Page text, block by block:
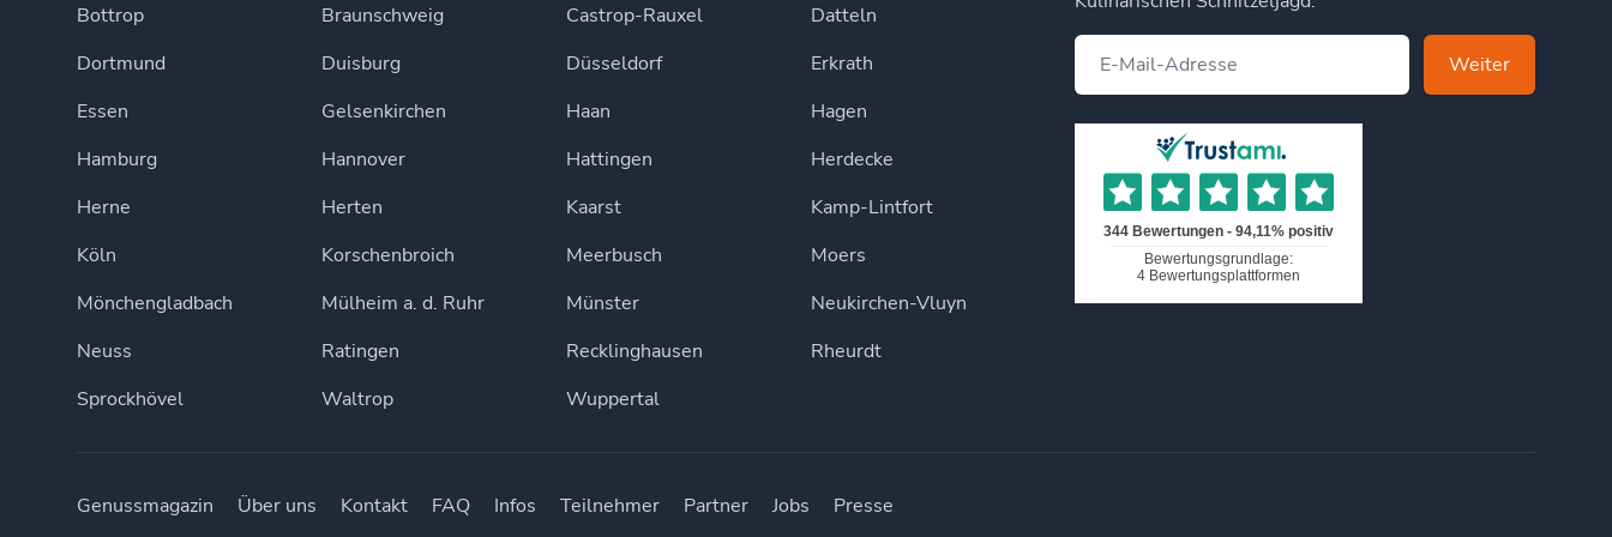
Bottrop
Braunschweig Castrop-Rauxel
Datteln
Dortmund
Duisburg Düsseldorf
Erkrath
Essen
Gelsenkirchen Haan
Hagen
Hamburg
Hannover Hattingen
Herdecke
Herne
Herten Kaarst
Kamp-Lintfort
Köln
Korschenbroich Meerbusch
Moers
Mönchengladbach
Mülheim a. d. Ruhr Münster
Neukirchen-Vluyn
Neuss
Ratingen Recklinghausen
Rheurdt
Sprockhövel
Waltrop Wuppertal
Weiter
Genussmagazin Über uns Kontakt FAQ Infos Teilnehmer Partner Jobs Presse